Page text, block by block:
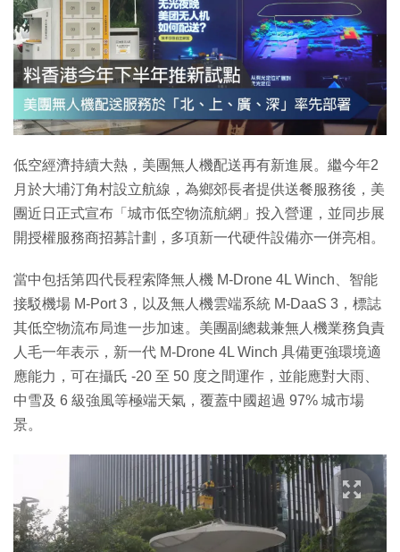
Enterprise Digital Transformation
特集
低空經濟持續大熱，美團無人機配送再有新進展。繼今年2
月於大埔汀角村設立航線，為鄉郊長者提供送餐服務後，美
團近日正式宣布「城市低空物流航網」投入營運，並同步展
開授權服務商招募計劃，多項新一代硬件設備亦一併亮相。
當中包括第四代長程索降無人機 M-Drone 4L Winch、智能
接駁機場 M-Port 3，以及無人機雲端系統 M-DaaS 3，標誌
其低空物流布局進一步加速。美團副總裁兼無人機業務負責
人毛一年表示，新一代 M-Drone 4L Winch 具備更強環境適
應能力，可在攝氏 -20 至 50 度之間運作，並能應對大雨、
中雪及 6 級強風等極端天氣，覆蓋中國超過 97% 城市場
景。